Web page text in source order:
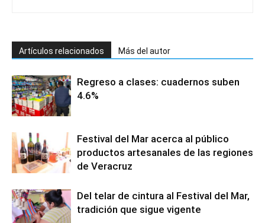
Artículos relacionados Más del autor
Regreso a clases: cuadernos suben
4.6%
Festival del Mar acerca al público
productos artesanales de las regiones
de Veracruz
Del telar de cintura al Festival del Mar,
tradición que sigue vigente